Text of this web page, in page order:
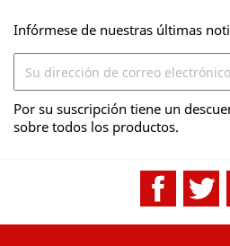
Infórmese de nuestras últimas
Por su suscripción tiene un
sobre todos los productos.